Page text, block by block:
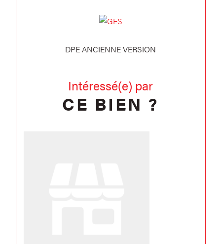
DPE ANCIENNE VERSION
Intéressé(e) par
CE BIEN ?